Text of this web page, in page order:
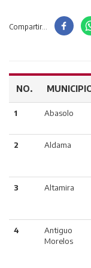
Compartir...
NO.
1 Abasolo
2 Aldama
3 Altamira
4
Antiguo
Morelos